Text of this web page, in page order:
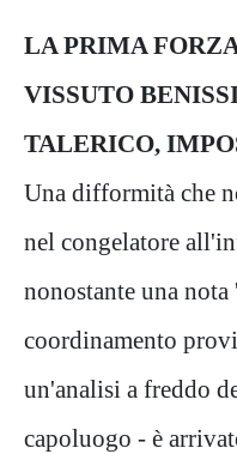
LA PRIMA
VISSUTO
TALERICO,
Una difformità che
nel congelatore
nonostante una
coordinamento
un'analisi a freddo
capoluogo - è